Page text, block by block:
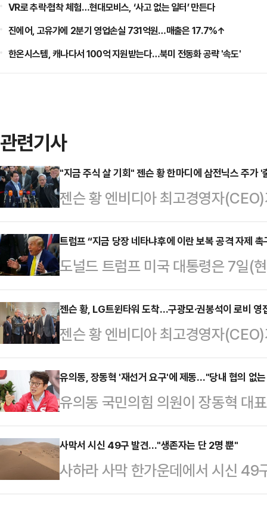
VR로 추락·협착 체험…현대모비스, ‘사고 없는 일터’ 만든다
진에어, 고유가에 2분기 영업손실 731억원…매출은 17.7%↑
한온시스템, 캐나다서 100억 지원받는다…북미 전동화 공략 '속도'
관련기사
"지금 주식 살 기회" 젠슨 황 한마디에 삼전닉스 주가 '
젠슨 황 엔비디아 최고경영자
기회가 될 수 있다는 발언을 내놓았
삼성전자와 SK하이닉스 주가는 한
을 보였다.황 CEO는 8일 서울 종
장과 함께 한 공동 기자회견에서 최
떤 일이 일어나든 여러분은 아주 기
있기 때문"이라고 말했다.이어 "인
대적인…
트럼프 “지금 당장 네타냐후에 이란 보복 공격 자제 촉
도널드 트럼프 미국 대통령은 7일(
공격을 하지 말 것을 요청하겠다고
트 공습에 대한 보복으로 이스라엘
력 보복할 것이라고 예고하면서 역
넷매체 악시오스에 따르면 트럼프
비(베냐민 네타냐후 이스라엘 총리
것”이라며 “양측 모두 각자 할 만
했다. 또 다른 공격은 필요…
젠슨 황, LG트윈타워 도착…구광모·권봉석이 로비 영
젠슨 황 엔비디아 최고경영자
도착해 구광모 LG그룹 회장과 회
분께 LG트윈타워에 도착했다. 현장
틱스 제품 마케팅 수석 이사와 정소
회장과 권봉석 ㈜LG 대표이사 부
직접 영접했다. 현장에는 황 CEO
어졌다.황 CEO는 로비에 모인 직
량 인사를 나…
유의동, 장동혁 '재선거 요구'에 제동…"당내 협의 없
유의동 국민의힘 의원이 장동혁 대
용지 부족 사태 등 선거 부실 관리
에 대해 "당내 협의를 거치지 않은
는 어렵다"고 선을 그었다.유의동
"장동혁 대표가 어떤 취지와 배경
사막서 시신 49구 발견..."생존자는 단 2명 뿐"
사하라 사막 한가운데에서 시신
간) BBC에 따르면 말리에서 니제